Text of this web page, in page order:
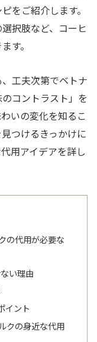
をご紹介します。
択肢など、コーヒ
す。
工夫次第でベトナ
コントラスト」を
いの変化を知るこ
つけるきっかけに
用アイデアを詳し
の代用が必要な
い理由
イント
クの身近な代用